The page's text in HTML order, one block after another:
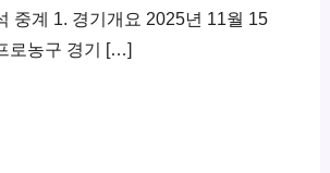
중계 1. 경기개요 2025년 11월 15
로농구 경기 […]